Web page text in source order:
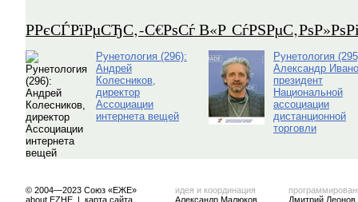
Р­РєСЃРїРµСЂС‚-С€РѕСѓ В«Р
Рунетология (296):
Андрей
Колесников,
директор
Ассоциации
интернета вещей
Рунетология
Александр
президент
Национальной
ассоциации
дистанционной
торговли
© 2004—2023 Союз «ЕЖЕ»
about EZHE | карта сайта
идея и координация
Александр Малюков
Дмитрий Леонов